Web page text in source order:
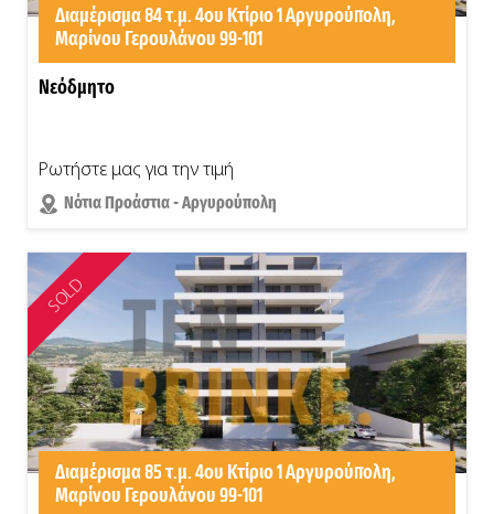
Διαμέρισμα 84 τ.μ. 4ου Κτίριο 1 Αργυρούπολη,
Μαρίνου Γερουλάνου 99-101
Νεόδμητο
Ρωτήστε μας για την τιμή
Νότια Προάστια - Αργυρούπολη
SOLD
Διαμέρισμα 85 τ.μ. 4ου Κτίριο 1 Αργυρούπολη,
Μαρίνου Γερουλάνου 99-101